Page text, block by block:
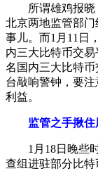
所谓雄鸡报晓，
北京两地监管部
事儿。而1月11日
内三大比特币交
名国内三大比特
台敲响警钟，要
利益。
监管之手揪住
1月18日晚些时
查组进驻部分比